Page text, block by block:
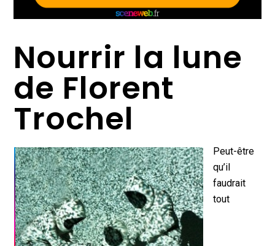
Nourrir la lune
de Florent
Trochel
Peut-être
qu’il
faudrait
tout